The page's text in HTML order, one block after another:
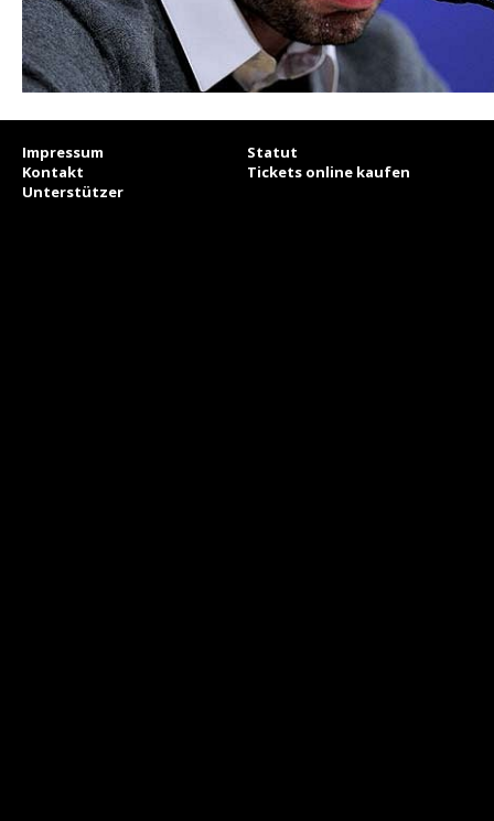
Impressum
Statut
Kontakt
Tickets online kaufen
Unterstützer